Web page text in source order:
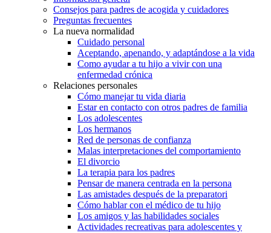
Consejos para padres de acogida y cuidadores
Preguntas frecuentes
La nueva normalidad
Cuidado personal
Aceptando, apenando, y adaptándose a la vida
Como ayudar a tu hijo a vivir con una
enfermedad crónica
Relaciones personales
Cómo manejar tu vida diaria
Estar en contacto con otros padres de familia
Los adolescentes
Los hermanos
Red de personas de confianza
Malas interpretaciones del comportamiento
El divorcio
La terapia para los padres
Pensar de manera centrada en la persona
Las amistades después de la preparatori
Cómo hablar con el médico de tu hijo
Los amigos y las habilidades sociales
Actividades recreativas para adolescentes y